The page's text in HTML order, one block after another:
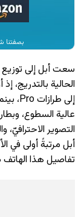
بصفتنا
سعت أبل إلى توزيع
الحالية بالتدريج،
إلى طرازات Pro، بينما زوّدت طرازها الأساسيّ
عالية السطوع،
التصوير
أبل مرتبةً أولى في
تفاصيل هذا الهاتف